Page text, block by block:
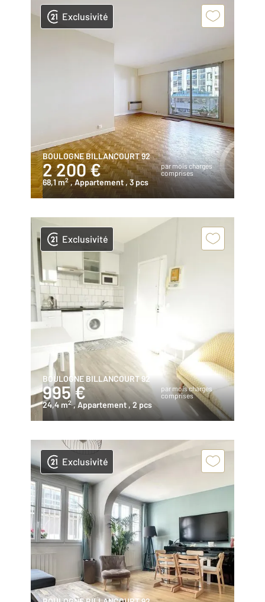
Exclusivité
BOULOGNE BILLANCOURT 92
2 200 €
par mois charges
comprises
68,1 m2 , Appartement, 3 pcs
Exclusivité
BOULOGNE BILLANCOURT 92
995 €
par mois charges
comprises
24,4 m2 , Appartement , 2 pcs
Exclusivité